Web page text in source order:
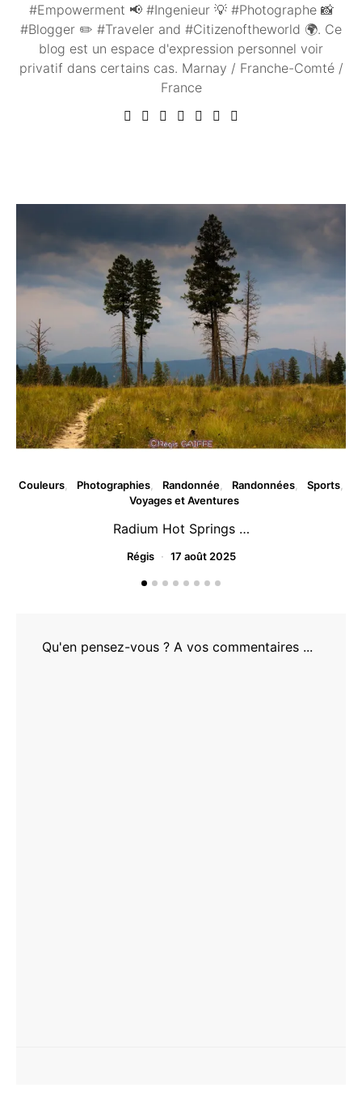
#Empowerment 📢 #Ingenieur 💡 #Photographe 📸
#Blogger ✏️ #Traveler and #Citizenoftheworld 🌍. Ce
blog est un espace d'expression personnel voir
privatif dans certains cas. Marnay / Franche-Comté /
France
Couleurs Photographies Randonnée Randonnées
Sports
Voyages et Aventures
Radium Hot Springs …
Régis 17 août 2025
Qu'en pensez-vous ? A vos commentaires ...